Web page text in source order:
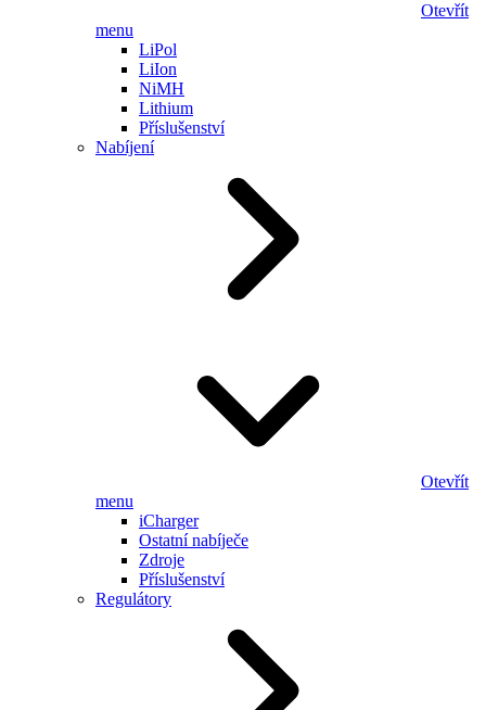
Otevřít
menu
LiPol
LiIon
NiMH
Lithium
Příslušenství
Nabíjení
Otevřít
menu
iCharger
Ostatní nabíječe
Zdroje
Příslušenství
Regulátory